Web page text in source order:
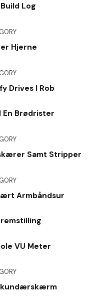
Log
Hjerne
Drives I Rob
En Brødrister
Samt Stripper
Armbåndsur
VU Meter